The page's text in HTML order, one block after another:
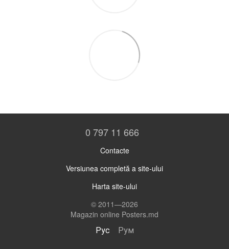
0 797 11 666
Contacte
Versiunea completă a site-ului
Harta site-ului
© 2011—2026
Magazin online Posters.md
Рус Рум